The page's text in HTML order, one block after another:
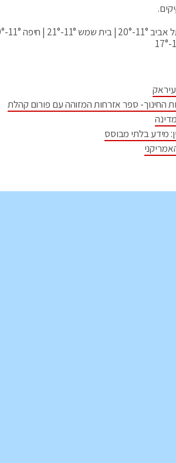
החינוך- ספר אזרחות המזוהה עם פורום קהלת
מידע בלתי מבוסס